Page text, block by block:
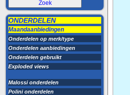
ONDERDELEN
Maandaanbiedingen
Onderdelen op merk/type
Onderdelen aanbiedingen
Onderdelen gebruikt
Exploded views
Malossi onderdelen
Polini onderdelen